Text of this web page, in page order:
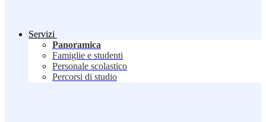
Servizi
Panoramica
Famiglie e studenti
Personale scolastico
Percorsi di studio